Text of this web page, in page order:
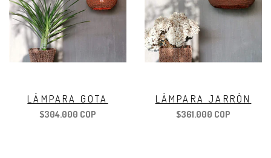
LÁMPARA GOTA
$304.000 COP
LÁMPARA JARRÓN
$361.000 COP